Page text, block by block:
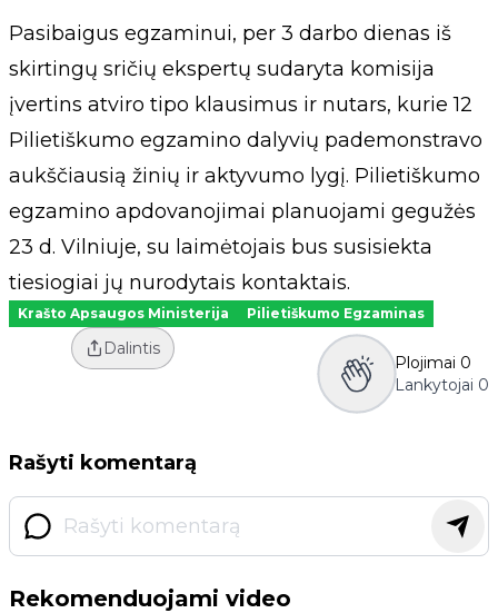
Pasibaigus egzaminui, per 3 darbo dienas iš
skirtingų sričių ekspertų sudaryta komisija
įvertins atviro tipo klausimus ir nutars, kurie 12
Pilietiškumo egzamino dalyvių pademonstravo
aukščiausią žinių ir aktyvumo lygį. Pilietiškumo
egzamino apdovanojimai planuojami gegužės
23 d. Vilniuje, su laimėtojais bus susisiekta
tiesiogiai jų nurodytais kontaktais.
Krašto Apsaugos Ministerija Pilietiškumo Egzaminas
Dalintis
Plojimai 0
Lankytojai 0
Rašyti komentarą
Rekomenduojami video